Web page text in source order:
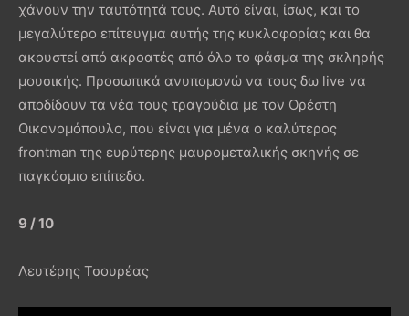
χάνουν την ταυτότητά τους. Αυτό είναι, ίσως, και το
μεγαλύτερο επίτευγμα αυτής της κυκλοφορίας και θα
ακουστεί από ακροατές από όλο το φάσμα της σκληρής
μουσικής. Προσωπικά ανυπομονώ να τους δω live να
αποδίδουν τα νέα τους τραγούδια με τον Ορέστη
Οικονομόπουλο, που είναι για μένα ο καλύτερος
frontman της ευρύτερης μαυρομεταλικής σκηνής σε
παγκόσμιο επίπεδο.
9 / 10
Λευτέρης Τσουρέας